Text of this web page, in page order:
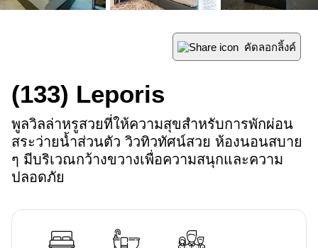
(133) Leporis
คัดลอกลิ้งค์
พูลวิลล่าหรูสวยที่ให้ความสุขสำหรับการพักผ่อน
สระว่ายน้ำส่วนตัว วิวทิวทัศน์สวย ห้องนอนสบาย
ๆ มีบริเวณกว้างขวางเพื่อความสนุกและความ
ปลอดภัย